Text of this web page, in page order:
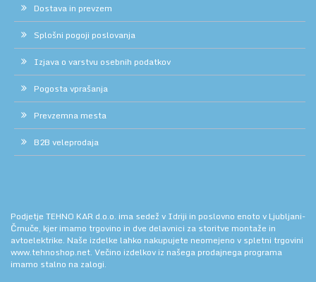
Dostava in prevzem
Splošni pogoji poslovanja
Izjava o varstvu osebnih podatkov
Pogosta vprašanja
Prevzemna mesta
B2B veleprodaja
Podjetje TEHNO KAR d.o.o. ima sedež v Idriji in poslovno enoto v Ljubljani-
Črnuče, kjer imamo trgovino in dve delavnici za storitve montaže in
avtoelektrike. Naše izdelke lahko nakupujete neomejeno v spletni trgovini
www.tehnoshop.net. Večino izdelkov iz našega prodajnega programa
imamo stalno na zalogi.